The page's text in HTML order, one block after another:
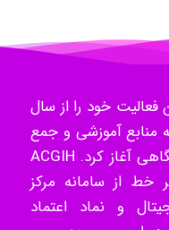
Tavan
akhtar shahsavandi
خود را از سال
منابع آموزشی و جمع
آوری کلیه مقالات و جزوات دانشگاهی آغاز کرد. ACGIH
خط از سامانه مرکز
و نماد اعتماد